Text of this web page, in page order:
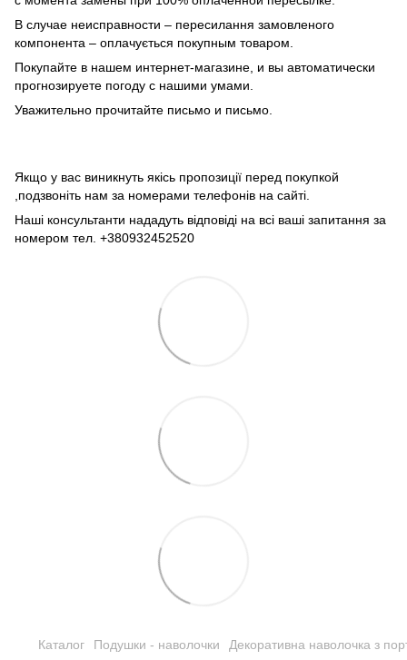
В случае неисправности – пересилання замовленого
компонента – оплачується покупным товаром.
Покупайте в нашем интернет-магазине, и вы автоматически
прогнозируете погоду с нашими умами.
Уважительно прочитайте письмо и письмо.
Якщо у вас виникнуть якісь пропозиції перед покупкой
,подзвоніть нам за номерами телефонів на сайті.
Наші консультанти нададуть відповіді на всі ваші запитання за
номером тел. +380932452520
Каталог Подушки - наволочки Декоративна наволочка з